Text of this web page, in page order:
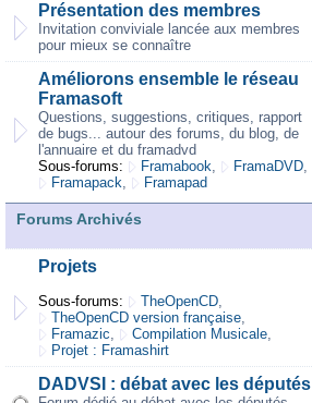
Présentation des membres
Invitation conviviale lancée aux membres
pour mieux se connaître
Améliorons ensemble le réseau
Framasoft
Questions, suggestions, critiques, rapport
de bugs... autour des forums, du blog, de
l'annuaire et du framadvd
Sous-forums:
Framabook, FramaDVD,
Framapack, Framapad
Forums Archivés
Projets
Sous-forums: TheOpenCD,
TheOpenCD version française,
Framazic, Compilation Musicale,
Projet : Framashirt
DADVSI : débat avec les députés